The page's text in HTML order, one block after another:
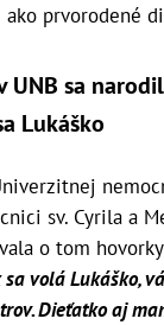
ako prvorodené
UNB sa
Lukáško
sv. Cyrila a
o tom
sa volá Lukáško,
Dieťatko aj